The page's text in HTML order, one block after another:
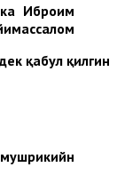
Иброҳим
қабул қилгин